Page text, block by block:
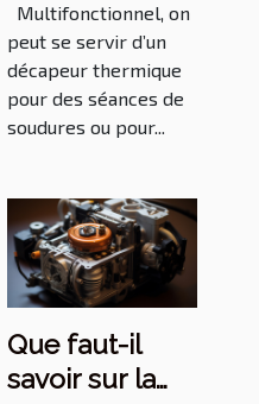
choix ?
Multifonctionnel, on
peut se servir d’un
décapeur thermique
pour des séances de
soudures ou pour...
Que faut-il
savoir sur la